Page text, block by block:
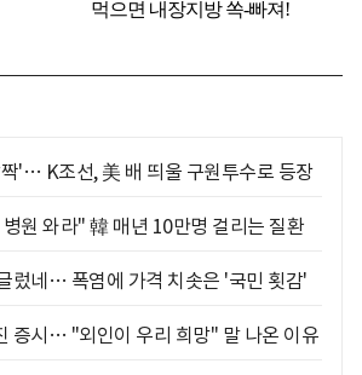
'… K조선, 美 배 띄울 구원투수로 등장
원 와라" 韓 매년 10만명 걸리는 질환
렀네… 폭염에 가격 치솟은 '국민 횟감'
증시… "외인이 우리 희망" 말 나온 이유